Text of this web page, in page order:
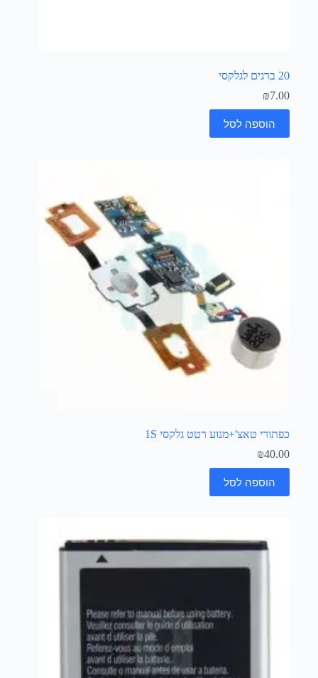
20 ברגים לגלקסי
₪7.00
הוספה לסל
כפתורי טאצ'+מנוע רטט גלקסי 1S
₪40.00
הוספה לסל